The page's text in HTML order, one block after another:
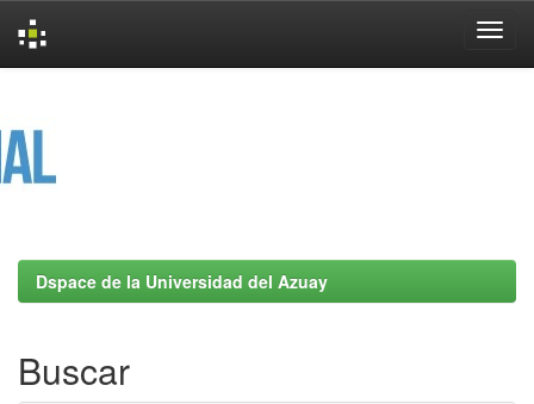
Dspace de la Universidad del Azuay
Buscar